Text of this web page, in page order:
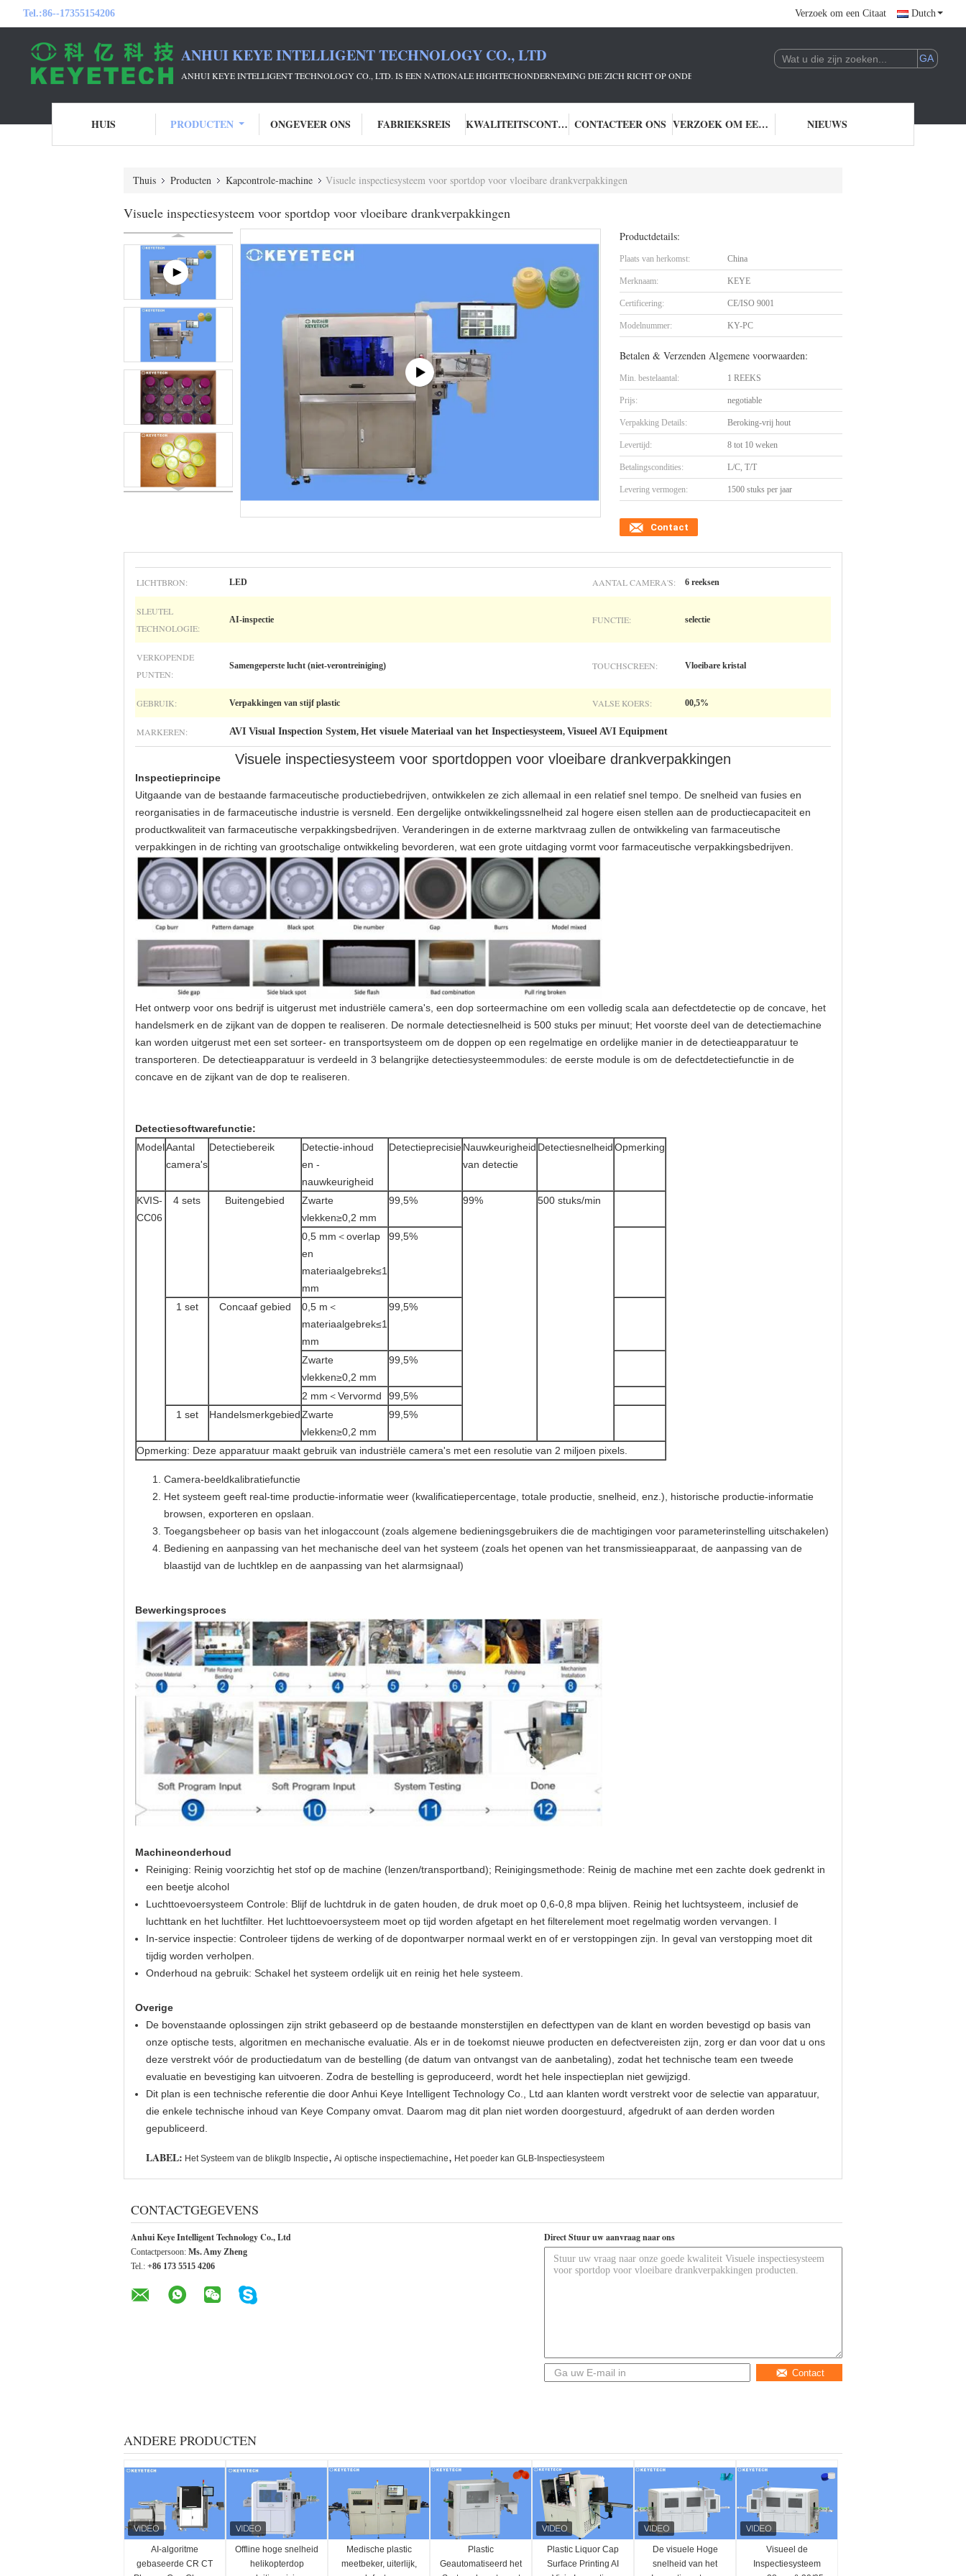
Tel.:86--17355154206 Verzoek om een Citaat Dutch
ANHUI KEYE INTELLIGENT TECHNOLOGY CO., LTD
ANHUI KEYE INTELLIGENT TECHNOLOGY CO., LTD. IS EEN NATIONALE HIGHTECHONDERNEMING DIE ZICH RICHT OP ONDERZOEK EN ONTWIKKELING EN TOEPASSING VAN AI-
HUIS PRODUCTEN ONGEVEER ONS FABRIEKSREIS KWALITEITSCONTROLE CONTACTEER ONS VERZOEK OM EEN CITAAT NIEUWS
Thuis Producten Kapcontrole-machine Visuele inspectiesysteem voor sportdop voor vloeibare drankverpakkingen
Visuele inspectiesysteem voor sportdop voor vloeibare drankverpakkingen
Productdetails:
Plaats van herkomst: China
Merknaam: KEYE
Certificering: CE/ISO 9001
Modelnummer: KY-PC
Betalen & Verzenden Algemene voorwaarden:
Min. bestelaantal: 1 REEKS
Prijs: negotiable
Verpakking Details: Beroking-vrij hout
Levertijd: 8 tot 10 weken
Betalingscondities: L/C, T/T
Levering vermogen: 1500 stuks per jaar
Contact
LICHTBRON: LED AANTAL CAMERA'S: 6 reeksen
SLEUTEL
TECHNOLOGIE:
AI-inspectie FUNCTIE: selectie
VERKOPENDE
PUNTEN:
Samengeperste lucht (niet-verontreiniging) TOUCHSCREEN: Vloeibare kristal
GEBRUIK: Verpakkingen van stijf plastic VALSE KOERS: 00,5%
MARKEREN: AVI Visual Inspection System, Het visuele Materiaal van het Inspectiesysteem, Visueel AVI Equipment
Visuele inspectiesysteem voor sportdoppen voor vloeibare drankverpakkingen
Inspectieprincipe
Uitgaande van de bestaande farmaceutische productiebedrijven, ontwikkelen ze zich allemaal in een relatief snel tempo. De snelheid van fusies en
reorganisaties in de farmaceutische industrie is versneld. Een dergelijke ontwikkelingssnelheid zal hogere eisen stellen aan de productiecapaciteit en
productkwaliteit van farmaceutische verpakkingsbedrijven. Veranderingen in de externe marktvraag zullen de ontwikkeling van farmaceutische
verpakkingen in de richting van grootschalige ontwikkeling bevorderen, wat een grote uitdaging vormt voor farmaceutische verpakkingsbedrijven.
Het ontwerp voor ons bedrijf is uitgerust met industriële camera's, een dop sorteermachine om een volledig scala aan defectdetectie op de concave, het
handelsmerk en de zijkant van de doppen te realiseren. De normale detectiesnelheid is 500 stuks per minuut; Het voorste deel van de detectiemachine
kan worden uitgerust met een set sorteer- en transportsysteem om de doppen op een regelmatige en ordelijke manier in de detectieapparatuur te
transporteren. De detectieapparatuur is verdeeld in 3 belangrijke detectiesysteemmodules: de eerste module is om de defectdetectiefunctie in de
concave en de zijkant van de dop te realiseren.
Detectiesoftwarefunctie:
ModelAantal
camera's
Detectiebereik
Detectie-inhoud
en -
nauwkeurigheid
DetectieprecisieNauwkeurigheid
van detectie
DetectiesnelheidOpmerking
KVIS-
CC06
4 sets Buitengebied
Zwarte
vlekken≥0,2 mm
99,5% 99% 500 stuks/min
0,5 mm＜overlap
en
materiaalgebrek≤1
mm
99,5%
1 set Concaaf gebied
0,5 m＜
materiaalgebrek≤1
mm
99,5%
Zwarte
vlekken≥0,2 mm
99,5%
2 mm＜Vervormd
99,5%
1 set
HandelsmerkgebiedZwarte
vlekken≥0,2 mm
99,5%
Opmerking: Deze apparatuur maakt gebruik van industriële camera's met een resolutie van 2 miljoen pixels.
Camera-beeldkalibratiefunctie
Het systeem geeft real-time productie-informatie weer (kwalificatiepercentage, totale productie, snelheid, enz.), historische productie-informatie
browsen, exporteren en opslaan.
Toegangsbeheer op basis van het inlogaccount (zoals algemene bedieningsgebruikers die de machtigingen voor parameterinstelling uitschakelen)
Bediening en aanpassing van het mechanische deel van het systeem (zoals het openen van het transmissieapparaat, de aanpassing van de
blaastijd van de luchtklep en de aanpassing van het alarmsignaal)
Bewerkingsproces
Machineonderhoud
Reiniging: Reinig voorzichtig het stof op de machine (lenzen/transportband); Reinigingsmethode: Reinig de machine met een zachte doek gedrenkt in
een beetje alcohol
Luchttoevoersysteem Controle: Blijf de luchtdruk in de gaten houden, de druk moet op 0,6-0,8 mpa blijven. Reinig het luchtsysteem, inclusief de
luchttank en het luchtfilter. Het luchttoevoersysteem moet op tijd worden afgetapt en het filterelement moet regelmatig worden vervangen. I
In-service inspectie: Controleer tijdens de werking of de dopontwarper normaal werkt en of er verstoppingen zijn. In geval van verstopping moet dit
tijdig worden verholpen.
Onderhoud na gebruik: Schakel het systeem ordelijk uit en reinig het hele systeem.
Overige
De bovenstaande oplossingen zijn strikt gebaseerd op de bestaande monsterstijlen en defecttypen van de klant en worden bevestigd op basis van
onze optische tests, algoritmen en mechanische evaluatie. Als er in de toekomst nieuwe producten en defectvereisten zijn, zorg er dan voor dat u ons
deze verstrekt vóór de productiedatum van de bestelling (de datum van ontvangst van de aanbetaling), zodat het technische team een tweede
evaluatie en bevestiging kan uitvoeren. Zodra de bestelling is geproduceerd, wordt het hele inspectieplan niet gewijzigd.
Dit plan is een technische referentie die door Anhui Keye Intelligent Technology Co., Ltd aan klanten wordt verstrekt voor de selectie van apparatuur,
die enkele technische inhoud van Keye Company omvat. Daarom mag dit plan niet worden doorgestuurd, afgedrukt of aan derden worden
gepubliceerd.
LABEL: Het Systeem van de blikglb Inspectie, Ai optische inspectiemachine, Het poeder kan GLB-Inspectiesysteem
CONTACTGEGEVENS
Anhui Keye Intelligent Technology Co., Ltd
Contactpersoon: Ms. Amy Zheng
Tel.: +86 173 5515 4206
Direct Stuur uw aanvraag naar ons
Contact
ANDERE PRODUCTEN
AI-algoritme
gebaseerde CR CT
Offline hoge snelheid
helikopterdop
Medische plastic
meetbeker, uiterlijk,
Plastic
Geautomatiseerd het
Plastic Liquor Cap
Surface Printing AI
De visuele Hoge
snelheid van het
Visueel de
Inspectiesysteem